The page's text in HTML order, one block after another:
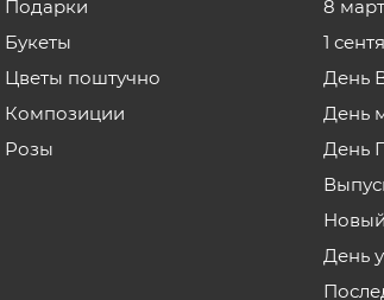
Подарки
Букеты
Цветы поштучно
Композиции
Розы
8
1
День
День
День
День